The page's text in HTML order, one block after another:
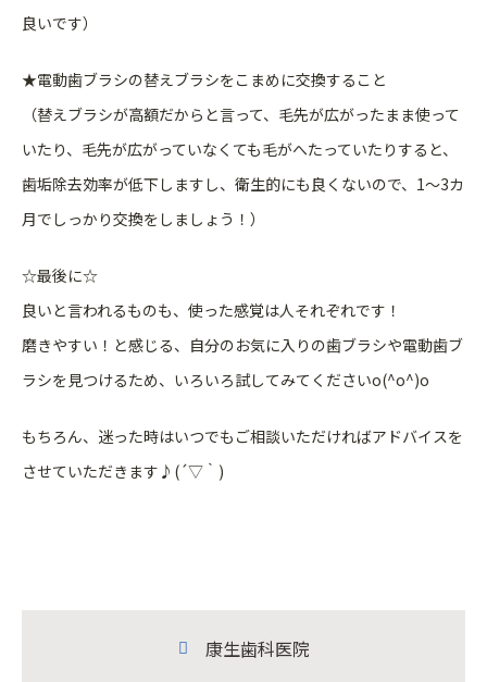
良いです）
★電動歯ブラシの替えブラシをこまめに交換すること
（替えブラシが高額だからと言って、毛先が広がったまま使って
いたり、毛先が広がっていなくても毛がへたっていたりすると、
歯垢除去効率が低下しますし、衛生的にも良くないので、1〜3カ
月でしっかり交換をしましょう！）
☆最後に☆
良いと言われるものも、使った感覚は人それぞれです！
磨きやすい！と感じる、自分のお気に入りの歯ブラシや電動歯ブ
ラシを見つけるため、いろいろ試してみてくださいo(^o^)o
もちろん、迷った時はいつでもご相談いただければアドバイスを
させていただきます♪(´▽｀)
康生歯科医院